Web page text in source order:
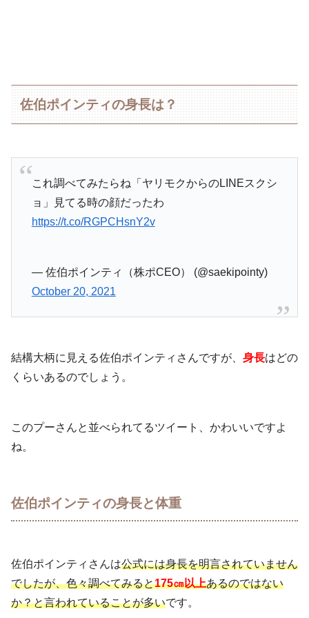
佐伯ポインティの身長は？
これ調べてみたらね「ヤリモクからのLINEスクシ
ョ」見てる時の顔だったわ
https://t.co/RGPCHsnY2v
— 佐伯ポインティ（株ポCEO） (@saekipointy)
October 20, 2021
結構大柄に見える佐伯ポインティさんですが、 身長はどの
くらいあるのでしょう。
このプーさんと並べられてるツイート、かわいいですよ
ね。
佐伯ポインティの身長と体重
佐伯ポインティさんは公式には身長を明言されていません
でしたが、色々調べてみると175㎝以上あるのではない
か？と言われていることが多いです。